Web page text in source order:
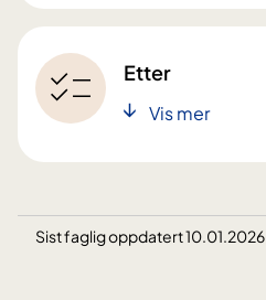
Etter
Vis mer
Sist faglig oppdatert 10.01.2026